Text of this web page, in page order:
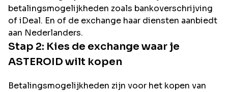
betalingsmogelijkheden zoals bankoverschrijving
of iDeal. En of de exchange haar diensten aanbiedt
aan Nederlanders.
Stap 2: Kies de exchange waar je
ASTEROID wilt kopen
Betalingsmogelijkheden zijn voor het kopen van